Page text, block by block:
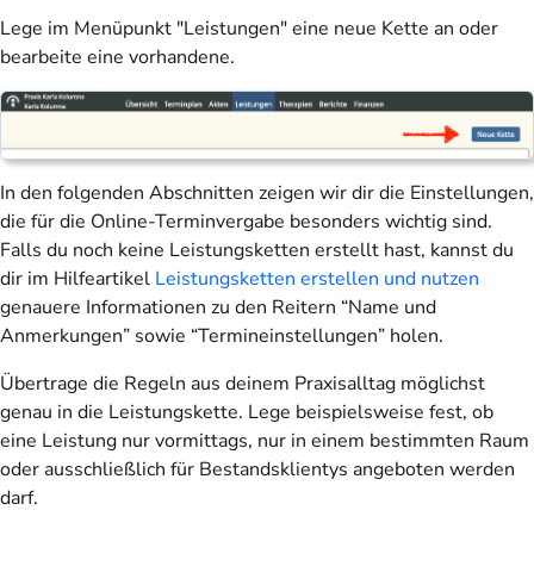
Lege im Menüpunkt "Leistungen" eine neue Kette an oder
bearbeite eine vorhandene.
In den folgenden Abschnitten zeigen wir dir die Einstellungen,
die für die Online-Terminvergabe besonders wichtig sind.
Falls du noch keine Leistungsketten erstellt hast, kannst du
dir im Hilfeartikel Leistungsketten erstellen und nutzen
genauere Informationen zu den Reitern “Name und
Anmerkungen” sowie “Termineinstellungen” holen.
Übertrage die Regeln aus deinem Praxisalltag möglichst
genau in die Leistungskette. Lege beispielsweise fest, ob
eine Leistung nur vormittags, nur in einem bestimmten Raum
oder ausschließlich für Bestandsklientys angeboten werden
darf.